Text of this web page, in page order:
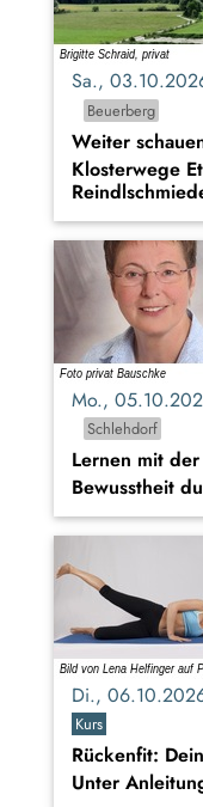
Sa.,
Beuerberg
Weiter
Klosterwege
Mo.,
Schlehdorf
Lernen mit
Bewusstheit
Di.,
Kurs
Rückenfit:
Unter